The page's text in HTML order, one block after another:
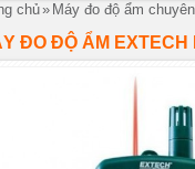
chủ» Máy đo độ ẩm
ĐO ĐỘ ẨM EXTECH